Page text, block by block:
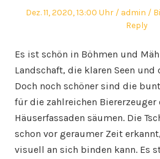
Posted
Dez. 11, 2020, 13:00 Uhr Author
admin
Reply
Es ist schön in Böhmen und
Landschaft, die klaren Seen und
Doch noch schöner sind die
für die zahlreichen Biererzeuger
Häuserfassaden säumen. Die
schon vor geraumer Zeit
visuell an sich binden kann. Es